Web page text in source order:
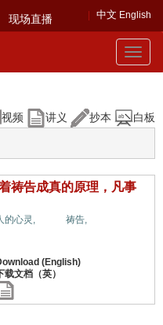
中文 English
现场直播
Toggle
视频 讲义 抄本 白板
祷告成真的原理，凡事
的心灵, 祷告,